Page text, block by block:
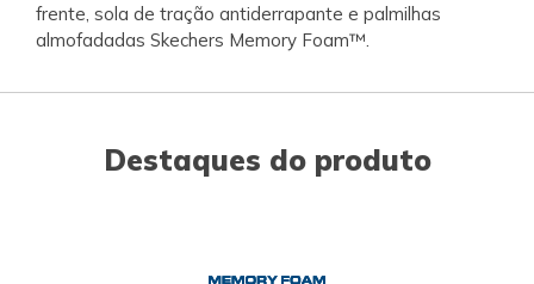
frente, sola de tração antiderrapante e palmilhas
almofadadas Skechers Memory Foam™.
Destaques do produto